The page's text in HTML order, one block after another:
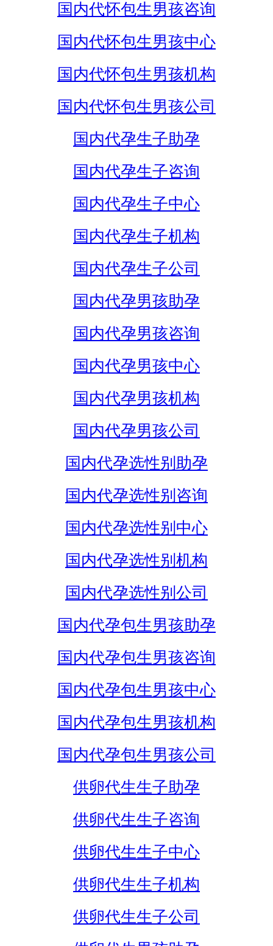
国内代怀包生男孩咨询
国内代怀包生男孩中心
国内代怀包生男孩机构
国内代怀包生男孩公司
国内代孕生子助孕
国内代孕生子咨询
国内代孕生子中心
国内代孕生子机构
国内代孕生子公司
国内代孕男孩助孕
国内代孕男孩咨询
国内代孕男孩中心
国内代孕男孩机构
国内代孕男孩公司
国内代孕选性别助孕
国内代孕选性别咨询
国内代孕选性别中心
国内代孕选性别机构
国内代孕选性别公司
国内代孕包生男孩助孕
国内代孕包生男孩咨询
国内代孕包生男孩中心
国内代孕包生男孩机构
国内代孕包生男孩公司
供卵代生生子助孕
供卵代生生子咨询
供卵代生生子中心
供卵代生生子机构
供卵代生生子公司